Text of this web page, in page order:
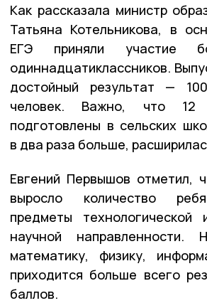
Как рассказала министр
Татьяна Котельникова, в
ЕГЭ приняли участие
одиннадцатиклассников.
достойный результат —
человек. Важно, что 12
подготовлены в сельских
в два раза больше,
Евгений Первышов отметил,
выросло количество
предметы технологической
научной направленности.
математику, физику,
приходится больше всего
баллов.